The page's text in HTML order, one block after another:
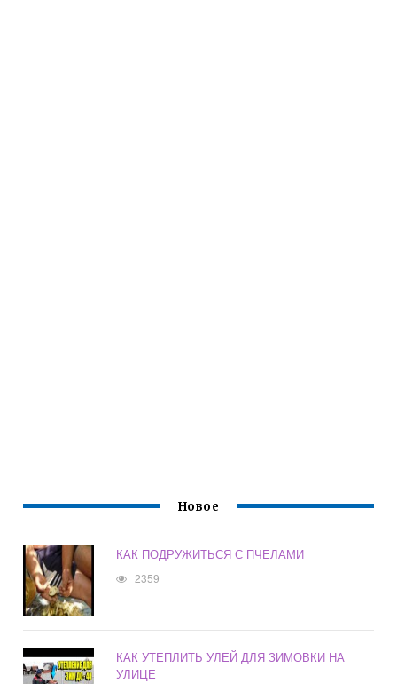
Новое
КАК ПОДРУЖИТЬСЯ С ПЧЕЛАМИ
2359
КАК УТЕПЛИТЬ УЛЕЙ ДЛЯ ЗИМОВКИ НА
УЛИЦЕ